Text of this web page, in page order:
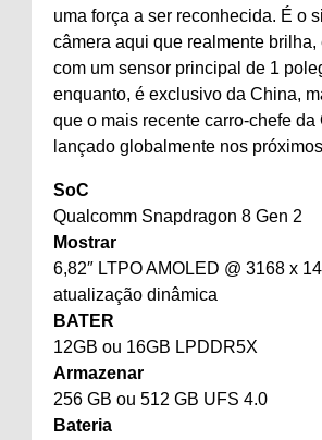
uma força a ser reconhecida. É o
câmera aqui que realmente
com um sensor principal de 1
enquanto, é exclusivo da China,
que o mais recente carro-chefe da
lançado globalmente nos
SoC
Qualcomm Snapdragon 8 Gen 2
Mostrar
6,82″ LTPO AMOLED @ 3168 x
atualização dinâmica
BATER
12GB ou 16GB LPDDR5X
Armazenar
256 GB ou 512 GB UFS 4.0
Bateria